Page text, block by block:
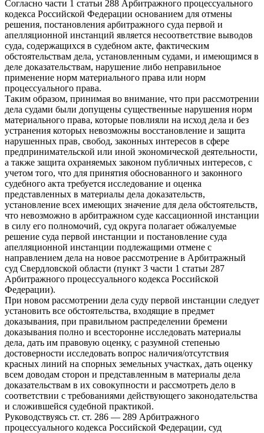
Согласно части 1 статьи 288 Арбитражного процессуального
кодекса Российской Федерации основанием для отмены
решения, постановления арбитражного суда первой и
апелляционной инстанций является несоответствие выводов
суда, содержащихся в судебном акте, фактическим
обстоятельствам дела, установленным судами, и имеющимся в
деле доказательствам, нарушение либо неправильное
применение норм материального права или норм
процессуального права.
Таким образом, принимая во внимание, что при рассмотрении
дела судами были допущены существенные нарушения норм
материального права, которые повлияли на исход дела и без
устранения которых невозможны восстановление и защита
нарушенных прав, свобод, законных интересов в сфере
предпринимательской или иной экономической деятельности,
а также защита охраняемых законом публичных интересов, с
учетом того, что для принятия обоснованного и законного
судебного акта требуется исследование и оценка
представленных в материалы дела доказательств,
установление всех имеющих значение для дела обстоятельств,
что невозможно в арбитражном суде кассационной инстанции
в силу его полномочий, суд округа полагает обжалуемые
решение суда первой инстанции и постановление суда
апелляционной инстанции подлежащими отмене с
направлением дела на новое рассмотрение в Арбитражный
суд Свердловской области (пункт 3 части 1 статьи 287
Арбитражного процессуального кодекса Российской
Федерации).
При новом рассмотрении дела суду первой инстанции следует
установить все обстоятельства, входящие в предмет
доказывания, при правильном распределении бремени
доказывания полно и всесторонне исследовать материалы
дела, дать им правовую оценку, с разумной степенью
достоверности исследовать вопрос наличия/отсутствия
красных линий на спорных земельных участках, дать оценку
всем доводам сторон и представленным в материалы дела
доказательствам в их совокупности и рассмотреть дело в
соответствии с требованиями действующего законодательства
и сложившейся судебной практикой.
Руководствуясь ст. ст. 286 — 289 Арбитражного
процессуального кодекса Российской Федерации, суд